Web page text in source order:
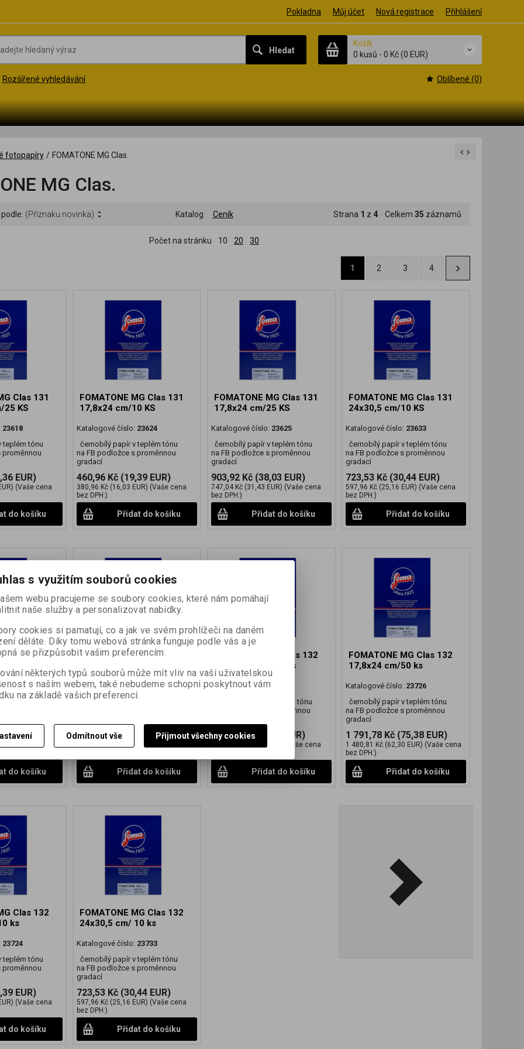
Pokladna Můj účet Nová registrace Přihlášení
Hledat
Košík
0 kusů - 0 Kč(0 EUR)
Rozšířené vyhledávání Oblíbené (0)
fotopapíry / FOMATONE MG Clas.
MG Clas.
(Příznaku novinka) Katalog Ceník Strana 1 z 4 Celkem 35 záznamů
Počet na stránku 10 20 30
1 2 3 4
Clas 131
25 KS
23618
teplém tónu
proměnnou
EUR)
(Vaše cena
do košíku
FOMATONE MG Clas 131
17,8x24 cm/10 KS
Katalogové číslo: 23624
černobílý papír v teplém tónu
na FB podložce s proměnnou
gradací
460,96 Kč (19,39 EUR)
380,96 Kč (16,03 EUR) (Vaše cena
bez DPH:)
Přidat do košíku
FOMATONE MG Clas 131
17,8x24 cm/25 KS
Katalogové číslo: 23625
černobílý papír v teplém tónu
na FB podložce s proměnnou
gradací
903,92 Kč (38,03 EUR)
747,04 Kč (31,43 EUR) (Vaše cena
bez DPH:)
Přidat do košíku
FOMATONE MG Clas 131
24x30,5 cm/10 KS
Katalogové číslo: 23633
černobílý papír v teplém tónu
na FB podložce s proměnnou
gradací
723,53 Kč (30,44 EUR)
597,96 Kč (25,16 EUR) (Vaše cena
bez DPH:)
Přidat do košíku
Clas 131
10 KS
23640
teplém tónu
EUR)
(Vaše cena
do košíku
FOMATONE MG Clas 131
Katalogové číslo:23649
černobílý papír v teplém tónu
2 875,25 Kč (120,96 EUR)
(99,97 EUR)
Přidat do košíku
FOMATONE MG Clas 132
12,7x17,8 cm/25 ks
Katalogové číslo:
černobílý papír v teplém tónu
na FB podložce s proměnnou
484,01 Kč(20,36 EUR)
(Vaše cena
Přidat do košíku
FOMATONE MG Clas 132
17,8x24 cm/50 ks
Katalogové číslo: 23726
černobílý papír v teplém tónu
na FB podložce s proměnnou
gradací
1 791,78 Kč (75,38 EUR)
1 480,81 Kč (62,30 EUR) (Vaše cena
bez DPH:)
Přidat do košíku
Clas 132
ks
23724
teplém tónu
proměnnou
EUR)
(Vaše cena
do košíku
FOMATONE MG Clas 132
24x30,5 cm/ 10 ks
Katalogové číslo: 23733
černobílý papír v teplém tónu
na FB podložce s proměnnou
gradací
723,53 Kč (30,44 EUR)
597,96 Kč (25,16 EUR) (Vaše cena
bez DPH:)
Přidat do košíku
s využitím souborů cookies
webu pracujeme se soubory cookies, které nám pomáhají
naše služby a personalizovat nabídky.
cookies si pamatují, co a jak ve svém prohlížeči na daném
děláte. Díky tomu webová stránka funguje podle vás a je
se přizpůsobit vašim preferencím.
některých typů souborů může mít vliv na vaši uživatelskou
s naším webem, také nebudeme schopni poskytnout vám
na základě vašich preferencí.
Odmítnout vše Přijmout všechny cookies